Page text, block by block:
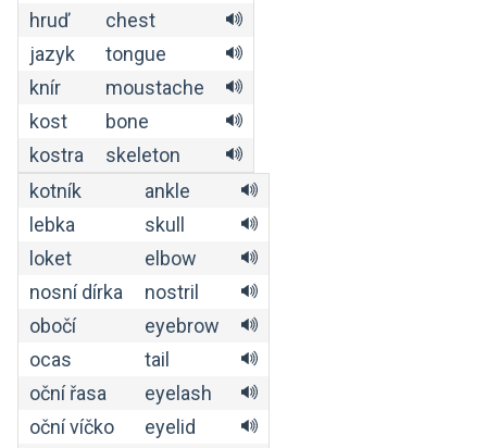
hruď
chest
jazyk
tongue
knír
moustache
kost
bone
kostra
skeleton
kotník
ankle
lebka
skull
loket
elbow
nosní dírka
nostril
obočí
eyebrow
ocas
tail
oční řasa
eyelash
oční víčko
eyelid